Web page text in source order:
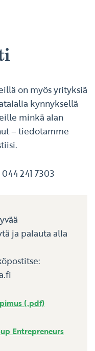
on myös yrityksiä
kynnyksellä
minkä alan
– tiedotamme
044 241 7303
ja palauta alla
(.pdf)
Entrepreneurs